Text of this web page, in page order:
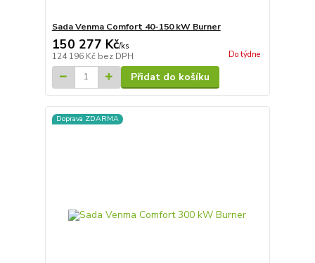
Sada Venma Comfort 40-150 kW Burner
150 277 Kč/ks
124 196 Kč bez DPH Do týdne
Přidat do košíku
Doprava ZDARMA